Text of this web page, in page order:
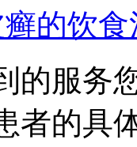
的饮
的服务
者的具